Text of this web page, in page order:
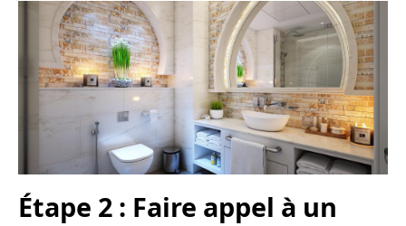
Étape 2 : Faire appel à un